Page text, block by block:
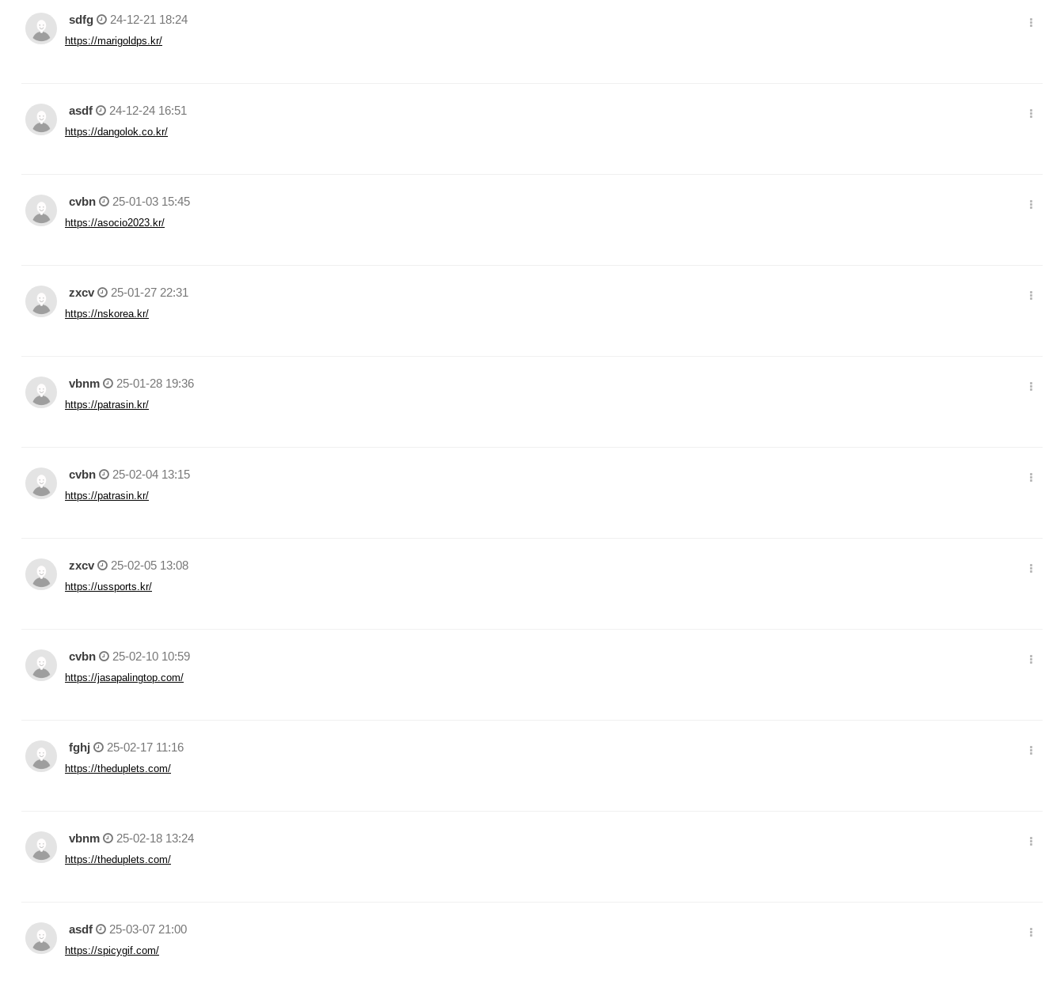
sdfg 24-12-21 18:24
https://marigoldps.kr/
asdf 24-12-24 16:51
https://dangolok.co.kr/
cvbn 25-01-03 15:45
https://asocio2023.kr/
zxcv 25-01-27 22:31
https://nskorea.kr/
vbnm 25-01-28 19:36
https://patrasin.kr/
cvbn 25-02-04 13:15
https://patrasin.kr/
zxcv 25-02-05 13:08
https://ussports.kr/
cvbn 25-02-10 10:59
https://jasapalingtop.com/
fghj 25-02-17 11:16
https://theduplets.com/
vbnm 25-02-18 13:24
https://theduplets.com/
asdf 25-03-07 21:00
https://spicygif.com/